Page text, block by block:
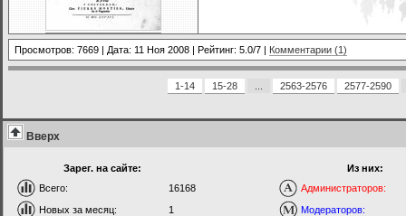
Просмотров: 7669 | Дата: 11 Ноя 2008 | Рейтинг: 5.0/7 | Комментарии (1)
1-14 15-28 2563-2576 2577-2590
Вверх
Зарег. на сайте:
Всего:
16168
Новых за месяц:
1
Из них:
Администраторов:
Модераторов: